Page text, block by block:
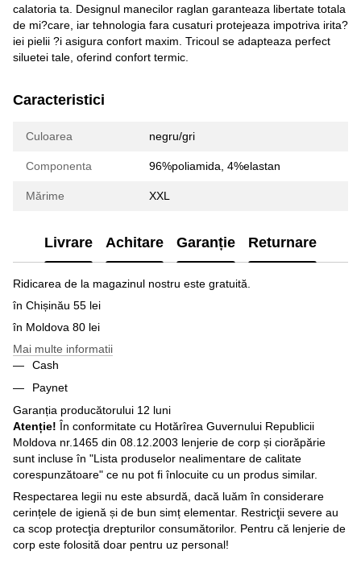
calatoria ta. Designul manecilor raglan garanteaza libertate totala
de mi?care, iar tehnologia fara cusaturi protejeaza impotriva irita?
iei pielii ?i asigura confort maxim. Tricoul se adapteaza perfect
siluetei tale, oferind confort termic.
Caracteristici
Culoarea negru/gri
Componenta 96%poliamida, 4%elastan
Mărime XXL
Livrare Achitare Garanție Returnare
Ridicarea de la magazinul nostru este gratuită.
în Chișinău 55 lei
în Moldova 80 lei
Mai multe informatii
Cash
Paynet
Garanția producătorului 12 luni
Atenție! În conformitate cu Hotărîrea Guvernului Republicii
Moldova nr.1465 din 08.12.2003 lenjerie de corp și ciorăpărie
sunt incluse în "Lista produselor nealimentare de calitate
corespunzătoare" ce nu pot fi înlocuite cu un produs similar.
Respectarea legii nu este absurdă, dacă luăm în considerare
cerințele de igienă și de bun simț elementar. Restricţii severe au
ca scop protecţia drepturilor consumătorilor. Pentru că lenjerie de
corp este folosită doar pentru uz personal!